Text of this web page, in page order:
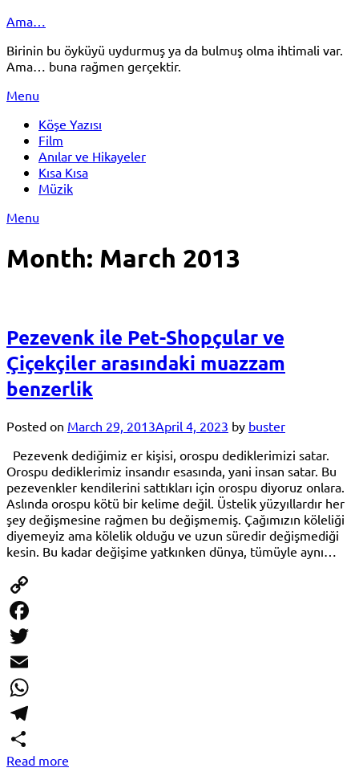
Skip
content
Ama…
Birinin bu öyküyü uydurmuş ya da bulmuş olma ihtimali var.
Ama… buna rağmen gerçektir.
Menu
Köşe Yazısı
Film
Anılar ve Hikayeler
Kısa Kısa
Müzik
Menu
Month: March 2013
Pezevenk ile Pet-Shopçular ve
Çiçekçiler arasındaki muazzam
benzerlik
Posted on March 29, 2013April 4, 2023 by buster
Pezevenk dediğimiz er kişisi, orospu dediklerimizi satar.
Orospu dediklerimiz insandır esasında, yani insan satar. Bu
pezevenkler kendilerini sattıkları için orospu diyoruz onlara.
Aslında orospu kötü bir kelime değil. Üstelik yüzyıllardır her
şey değişmesine rağmen bu değişmemiş. Çağımızın köleliği
diyemeyiz ama kölelik olduğu ve uzun süredir değişmediği
kesin. Bu kadar değişime yatkınken dünya, tümüyle aynı…
Copy
Link
Facebook
Twitter
Email
WhatsApp
Telegram
Share
Read more